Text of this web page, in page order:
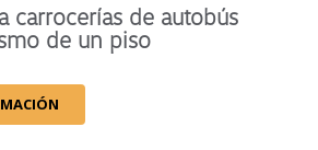
carrocerías de autobús
de un piso